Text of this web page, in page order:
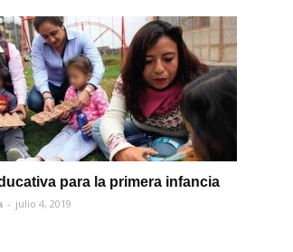
para la primera infancia
- julio 4, 2019